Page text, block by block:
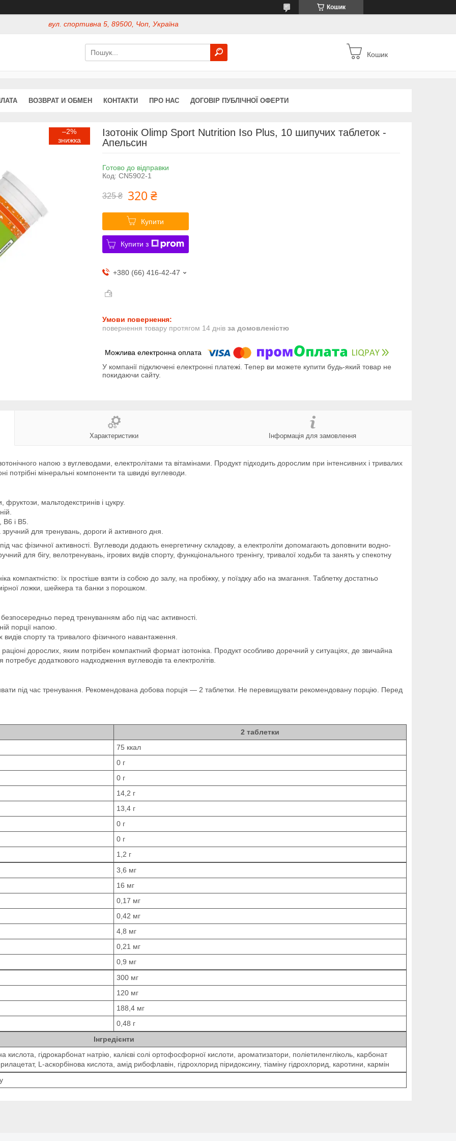
Кошик
вул. спортивна 5, 89500, Чоп, Україна
Кошик
ВОЗВРАТ И ОБМЕН КОНТАКТИ ПРО НАС ДОГОВІР ПУБЛІЧНОЇ ОФЕРТИ
–2%
Ізотонік Olimp Sport Nutrition Iso Plus, 10 шипучих таблеток -
Апельсин
Готово до відправки
Код: CN5902-1
325 ₴ 320 ₴
Купити
Купити з
+380 (66) 416-42-47
повернення товару протягом 14 днів за домовленістю
У компанії підключені електронні платежі. Тепер ви можете купити будь-який товар не
покидаючи сайту.
Характеристики Інформація для замовлення
напою з вуглеводами, електролітами та вітамінами. Продукт підходить дорослим при інтенсивних і тривалих
потрібні мінеральні компоненти та швидкі вуглеводи.
мальтодекстринів і цукру.
і B5.
для тренувань, дороги й активного дня.
час фізичної активності. Вуглеводи додають енергетичну складову, а електроліти допомагають доповнити водно-
для бігу, велотренувань, ігрових видів спорту, функціонального тренінгу, тривалої ходьби та занять у спекотну
компактністю: їх простіше взяти із собою до залу, на пробіжку, у поїздку або на змагання. Таблетку достатньо
ложки, шейкера та банки з порошком.
перед тренуванням або під час активності.
порції напою.
спорту та тривалого фізичного навантаження.
дорослих, яким потрібен компактний формат ізотоніка. Продукт особливо доречний у ситуаціях, де звичайна
додаткового надходження вуглеводів та електролітів.
під час тренування. Рекомендована добова порція — 2 таблетки. Не перевищувати рекомендовану порцію. Перед
2 таблетки
75 ккал
0 г
0 г
14,2 г
13,4 г
0 г
0 г
1,2 г
3,6 мг
16 мг
0,17 мг
0,42 мг
4,8 мг
0,21 мг
0,9 мг
300 мг
120 мг
188,4 мг
0,48 г
Інгредієнти
гідрокарбонат натрію, калієві солі ортофосфорної кислоти, ароматизатори, поліетиленгліколь, карбонат
L-аскорбінова кислота, амід рибофлавін, гідрохлорид піридоксину, тіаміну гідрохлорид, каротини, кармін